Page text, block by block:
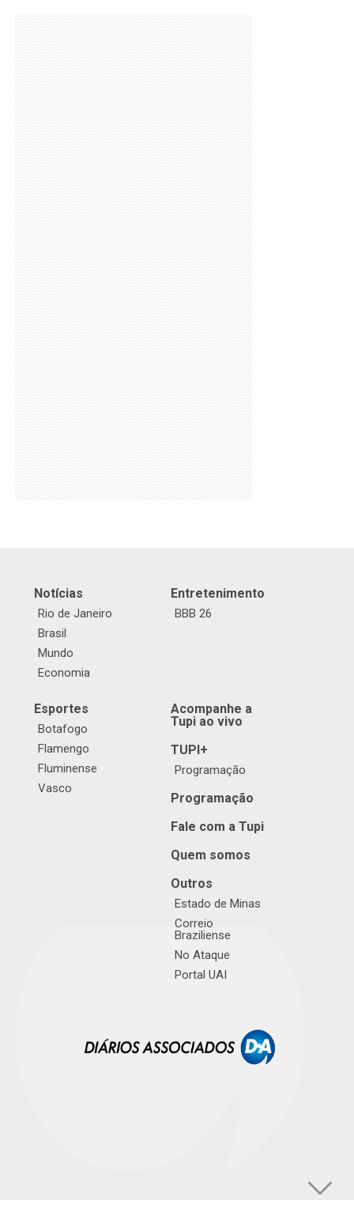
Notícias
Rio de Janeiro
Brasil
Mundo
Economia
Entretenimento
BBB 26
Esportes
Botafogo
Flamengo
Fluminense
Vasco
Acompanhe a
Tupi ao vivo
TUPI+
Programação
Programação
Fale com a Tupi
Quem somos
Outros
Estado de Minas
Correio
Braziliense
No Ataque
Portal UAI